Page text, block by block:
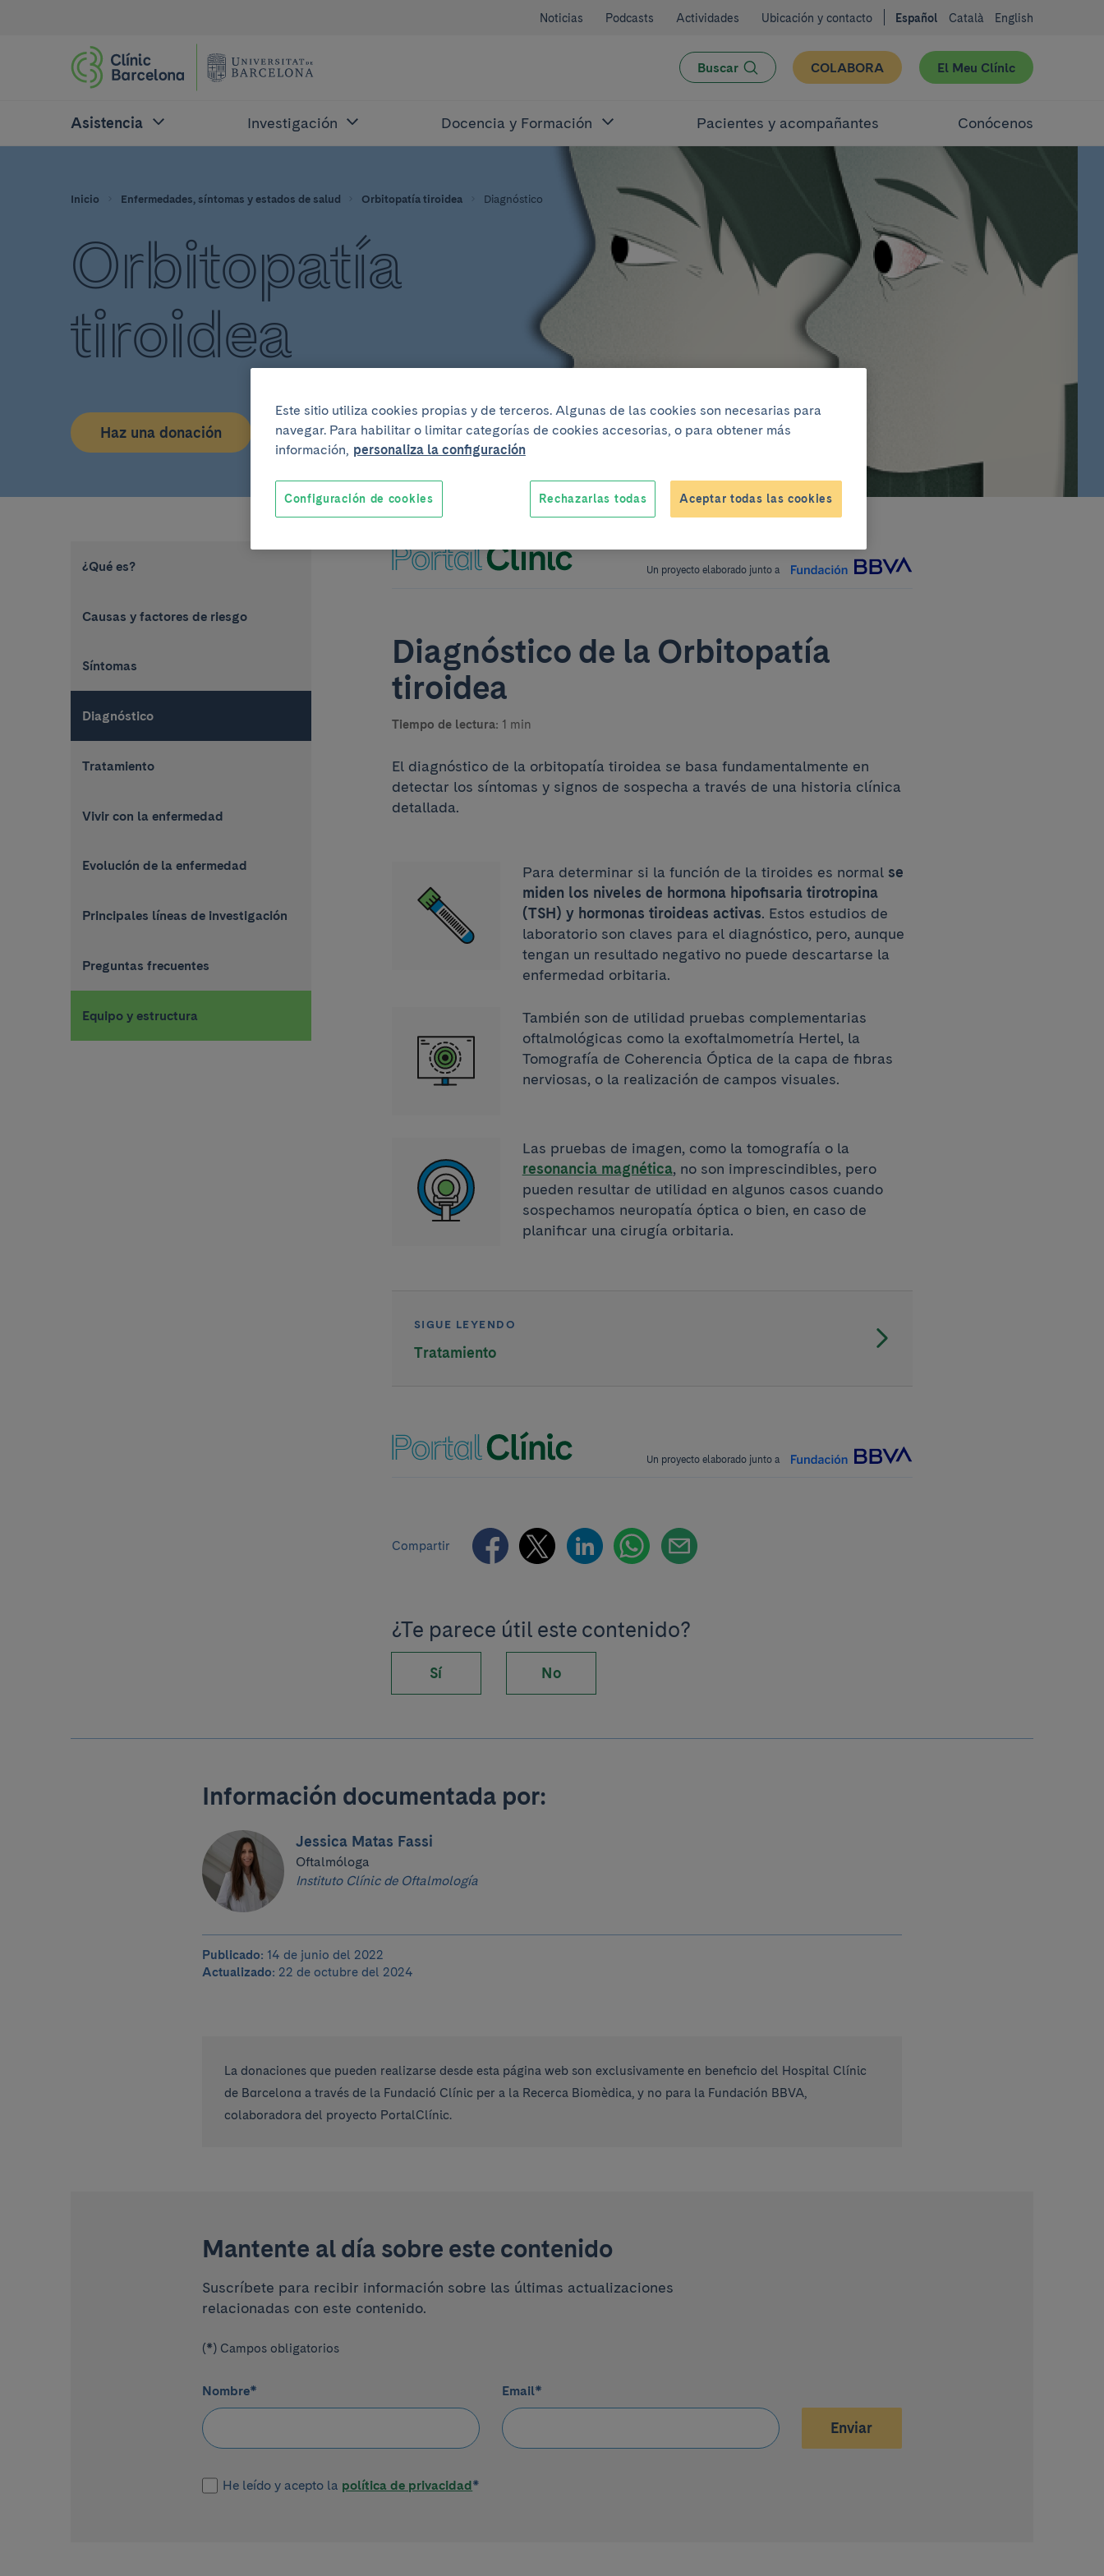
Noticias Podcasts Actividades Ubicación y contacto Español Català English
Buscar COLABORA El Meu Clínic
Asistencia Investigación Docencia y Formación Pacientes y acompañantes Conócenos
Inicio Enfermedades, síntomas y estados de salud Orbitopatía tiroidea Diagnóstico
Orbitopatía
tiroidea
Haz una donación
¿Qué es?
Causas y factores de riesgo
Síntomas
Diagnóstico
Tratamiento
Vivir con la enfermedad
Evolución de la enfermedad
Principales líneas de investigación
Preguntas frecuentes
Equipo y estructura
Un proyecto elaborado junto a
Diagnóstico de la Orbitopatía
tiroidea
Tiempo de lectura: 1 min
El diagnóstico de la orbitopatía tiroidea se basa fundamentalmente en
detectar los síntomas y signos de sospecha a través de una historia clínica
detallada.
Para determinar si la función de la tiroides es normal se
miden los niveles de hormona hipofisaria tirotropina
(TSH) y hormonas tiroideas activas. Estos estudios de
laboratorio son claves para el diagnóstico, pero, aunque
tengan un resultado negativo no puede descartarse la
enfermedad orbitaria.
También son de utilidad pruebas complementarias
oftalmológicas como la exoftalmometría Hertel, la
Tomografía de Coherencia Óptica de la capa de fibras
nerviosas, o la realización de campos visuales.
Las pruebas de imagen, como la tomografía o la
resonancia magnética, no son imprescindibles, pero
pueden resultar de utilidad en algunos casos cuando
sospechamos neuropatía óptica o bien, en caso de
planificar una cirugía orbitaria.
SIGUE LEYENDO
Tratamiento
Un proyecto elaborado junto a
Compartir
¿Te parece útil este contenido?
Sí No
Información documentada por:
Jessica Matas Fassi
Oftalmóloga
Instituto Clínic de Oftalmología
Publicado: 14 de junio del 2022
Actualizado: 22 de octubre del 2024
La donaciones que pueden realizarse desde esta página web son exclusivamente en beneficio del Hospital Clínic
de Barcelona a través de la Fundació Clínic per a la Recerca Biomèdica, y no para la Fundación BBVA,
colaboradora del proyecto PortalClínic.
Mantente al día sobre este contenido
Suscríbete para recibir información sobre las últimas actualizaciones
relacionadas con este contenido.
(*) Campos obligatorios
Nombre* Email*
He leído y acepto la política de privacidad*
Enviar
Este sitio utiliza cookies propias y de terceros. Algunas de las cookies son necesarias para
navegar. Para habilitar o limitar categorías de cookies accesorias, o para obtener más
información, personaliza la configuración
Rechazarlas todas Aceptar todas las cookies
Configuración de cookies